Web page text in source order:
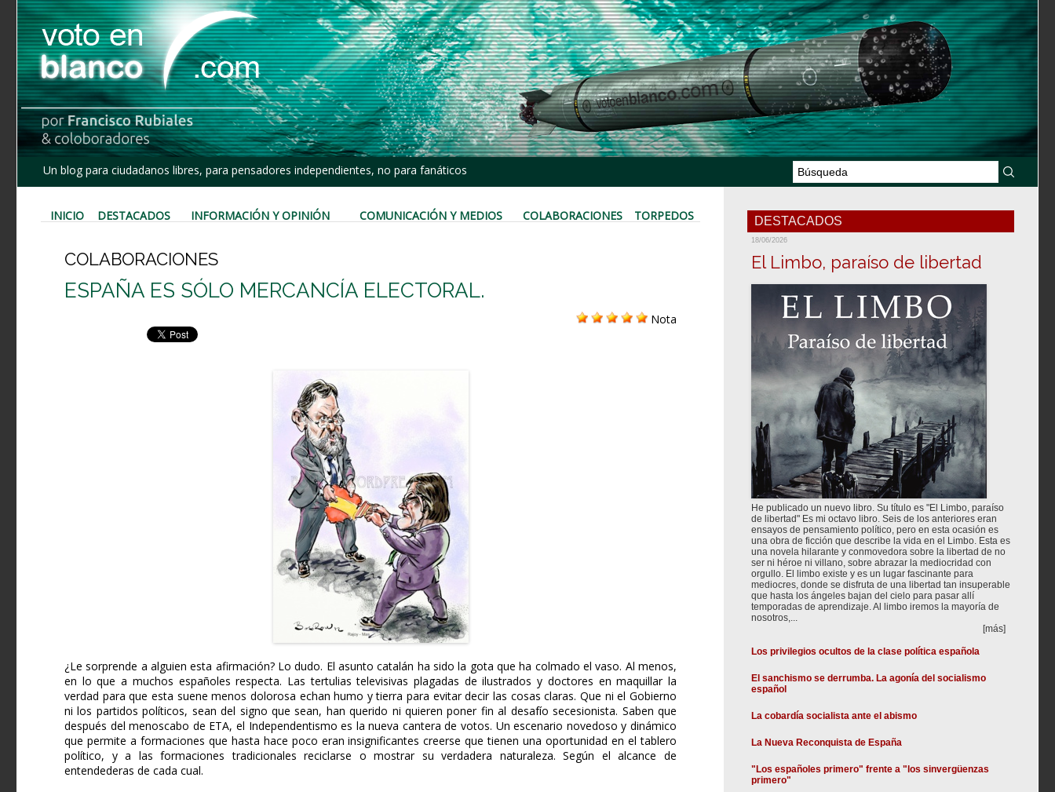
Un blog para ciudadanos libres, para pensadores independientes, no para fanáticos
INICIO DESTACADOS INFORMACIÓN Y OPINIÓN COMUNICACIÓN Y MEDIOS COLABORACIONES TORPEDOS
COLABORACIONES
ESPAÑA ES SÓLO MERCANCÍA ELECTORAL.
Nota
¿Le sorprende a alguien esta afirmación? Lo dudo. El asunto catalán ha sido la gota que ha colmado el vaso. Al menos,
en lo que a muchos españoles respecta. Las tertulias televisivas plagadas de ilustrados y doctores en maquillar la
verdad para que esta suene menos dolorosa echan humo y tierra para evitar decir las cosas claras. Que ni el Gobierno
ni los partidos políticos, sean del signo que sean, han querido ni quieren poner fin al desafío secesionista. Saben que
después del menoscabo de ETA, el Independentismo es la nueva cantera de votos. Un escenario novedoso y dinámico
que permite a formaciones que hasta hace poco eran insignificantes creerse que tienen una oportunidad en el tablero
político, y a las formaciones tradicionales reciclarse o mostrar su verdadera naturaleza. Según el alcance de
entendederas de cada cual.
DESTACADOS
18/06/2026
El Limbo, paraíso de libertad
He publicado un nuevo libro. Su título es "El Limbo, paraíso
de libertad" Es mi octavo libro. Seis de los anteriores eran
ensayos de pensamiento político, pero en esta ocasión es
una obra de ficción que describe la vida en el Limbo. Esta es
una novela hilarante y conmovedora sobre la libertad de no
ser ni héroe ni villano, sobre abrazar la mediocridad con
orgullo. El limbo existe y es un lugar fascinante para
mediocres, donde se disfruta de una libertad tan insuperable
que hasta los ángeles bajan del cielo para pasar allí
temporadas de aprendizaje. Al limbo iremos la mayoría de
nosotros,...
[más]
Los privilegios ocultos de la clase política española
El sanchismo se derrumba. La agonía del socialismo
español
La cobardía socialista ante el abismo
La Nueva Reconquista de España
"Los españoles primero" frente a "los sinvergüenzas
primero"